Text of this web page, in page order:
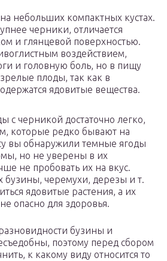
небольших компактных кустах.
черники, отличается
и глянцевой поверхностью.
воздействием,
и головную боль, но в пищу
зрелые плоды, так как в
ядовитые вещества.
с черникой достаточно легко,
которые редко бывают на
вы обнаружили темные ягоды
но не уверены в их
не пробовать их на вкус.
бузины, черемухи, дерезы и т.
ядовитые растения, а их
опасно для здоровья.
бузины и
поэтому перед сбором
к какому виду относится то